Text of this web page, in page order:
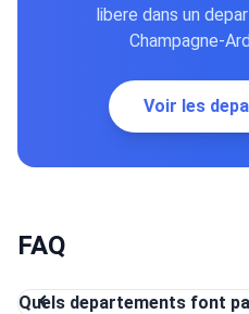
libere dans un
Champagne-
Voir les
FAQ
Quels departements font